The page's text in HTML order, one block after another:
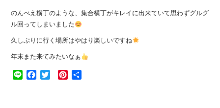
のんべえ横丁のような、集合横丁がキレイに出来ていて思わずグルグ
ル回ってしまいました
久しぶりに行く場所はやはり楽しいですね
年末また来てみたいなぁ
Line Facebook
Twitter Pinterest